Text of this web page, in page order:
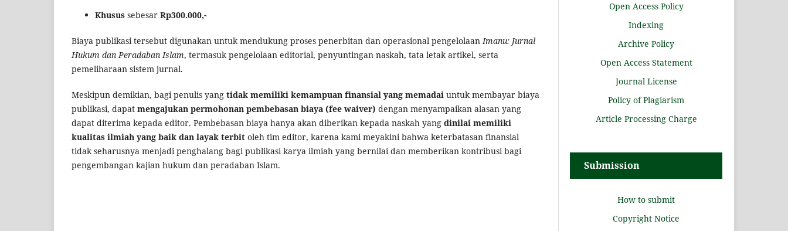
Khusus sebesar Rp300.000,-
Biaya publikasi tersebut digunakan untuk mendukung proses penerbitan dan operasional pengelolaanImanu: Jurnal
Hukum dan Peradaban Islam, termasuk pengelolaan editorial, penyuntingan naskah, tata letak artikel, serta
pemeliharaan sistem jurnal.
Meskipun demikian, bagi penulis yang tidak memiliki kemampuan finansial yang memadai untuk membayar biaya
publikasi, dapat mengajukan permohonan pembebasan biaya (fee waiver) dengan menyampaikan alasan yang
dapat diterima kepada editor. Pembebasan biaya hanya akan diberikan kepada naskah yang dinilai memiliki
kualitas ilmiah yang baik dan layak terbit oleh tim editor, karena kami meyakini bahwa keterbatasan finansial
tidak seharusnya menjadi penghalang bagi publikasi karya ilmiah yang bernilai dan memberikan kontribusi bagi
pengembangan kajian hukum dan peradaban Islam.
Open Access Policy
Indexing
Archive Policy
Open Access Statement
Journal License
Policy of Plagiarism
Article Processing Charge
Submission
How to submit
Copyright Notice